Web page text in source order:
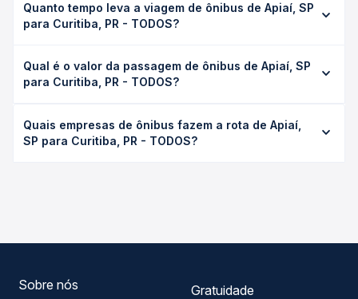
Quanto tempo leva a viagem de ônibus de Apiaí, SP
para Curitiba, PR - TODOS?
TODOS leva em média 4h 45min, podendo variar
conforme a viação, o tipo de serviço (convencional,
duração exata de cada opção na data desejada.
Qual é o valor da passagem de ônibus de Apiaí, SP
para Curitiba, PR - TODOS?
Curitiba, PR - TODOS custa em média R$ 70,03 e varia
conforme a data da viagem, a empresa, o tipo de poltrona
Quais empresas de ônibus fazem a rota de Apiaí,
SP para Curitiba, PR - TODOS?
Sobre nós
Gratuidade